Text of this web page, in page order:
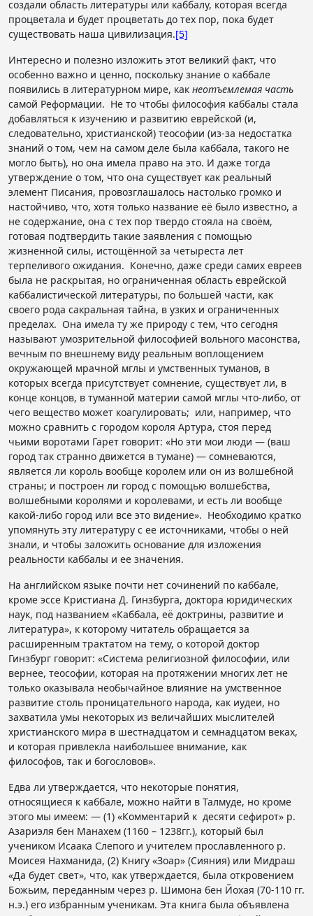
создали область литературы или каббалу, которая всегда
процветала и будет процветать до тех пор, пока будет
существовать наша цивилизация.[5]
Интересно и полезно изложить этот великий факт, что
особенно важно и ценно, поскольку знание о каббале
появились в литературном мире, как неотъемлемая часть
самой Реформации. Не то чтобы философия каббалы стала
добавляться к изучению и развитию еврейской (и,
следовательно, христианской) теософии (из-за недостатка
знаний о том, чем на самом деле была каббала, такого не
могло быть), но она имела право на это. И даже тогда
утверждение о том, что она существует как реальный
элемент Писания, провозглашалось настолько громко и
настойчиво, что, хотя только название её было известно, а
не содержание, она с тех пор твердо стояла на своём,
готовая подтвердить такие заявления с помощью
жизненной силы, истощённой за четыреста лет
терпеливого ожидания. Конечно, даже среди самих евреев
была не раскрытая, но ограниченная область еврейской
каббалистической литературы, по большей части, как
своего рода сакральная тайна, в узких и ограниченных
пределах. Она имела ту же природу с тем, что сегодня
называют умозрительной философией вольного масонства,
вечным по внешнему виду реальным воплощением
окружающей мрачной мглы и умственных туманов, в
которых всегда присутствует сомнение, существует ли, в
конце концов, в туманной материи самой мглы что-либо, от
чего вещество может коагулировать; или, например, что
можно сравнить с городом короля Артура, стоя перед
чьими воротами Гарет говорит: «Но эти мои люди — (ваш
город так странно движется в тумане) — сомневаются,
является ли король вообще королем или он из волшебной
страны; и построен ли город с помощью волшебства,
волшебными королями и королевами, и есть ли вообще
какой-либо город или все это видение». Необходимо кратко
упомянуть эту литературу с ее источниками, чтобы о ней
знали, и чтобы заложить основание для изложения
реальности каббалы и ее значения.
На английском языке почти нет сочинений по каббале,
кроме эссе Кристиана Д. Гинзбурга, доктора юридических
наук, под названием «Каббала, её доктрины, развитие и
литература», к которому читатель обращается за
расширенным трактатом на тему, о которой доктор
Гинзбург говорит: «Система религиозной философии, или
вернее, теософии, которая на протяжении многих лет не
только оказывала необычайное влияние на умственное
развитие столь проницательного народа, как иудеи, но
захватила умы некоторых из величайших мыслителей
христианского мира в шестнадцатом и семнадцатом веках,
и которая привлекла наибольшее внимание, как
философов, так и богословов».
Едва ли утверждается, что некоторые понятия,
относящиеся к каббале, можно найти в Талмуде, но кроме
этого мы имеем: — (1) «Комментарий к десяти сефирот» р.
Азариэля бен Манахем (1160 – 1238гг.), который был
учеником Исаака Слепого и учителем прославленного р.
Моисея Нахманида, (2) Книгу «Зоар» (Сияния) или Мидраш
«Да будет свет», что, как утверждается, была откровением
Божьим, переданным через р. Шимона бен Йохая (70-110 гг.
н.э.) его избранным ученикам. Эта книга была объявлена ​​